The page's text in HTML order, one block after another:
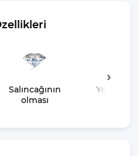
Salıncağının
olması
Yeşil